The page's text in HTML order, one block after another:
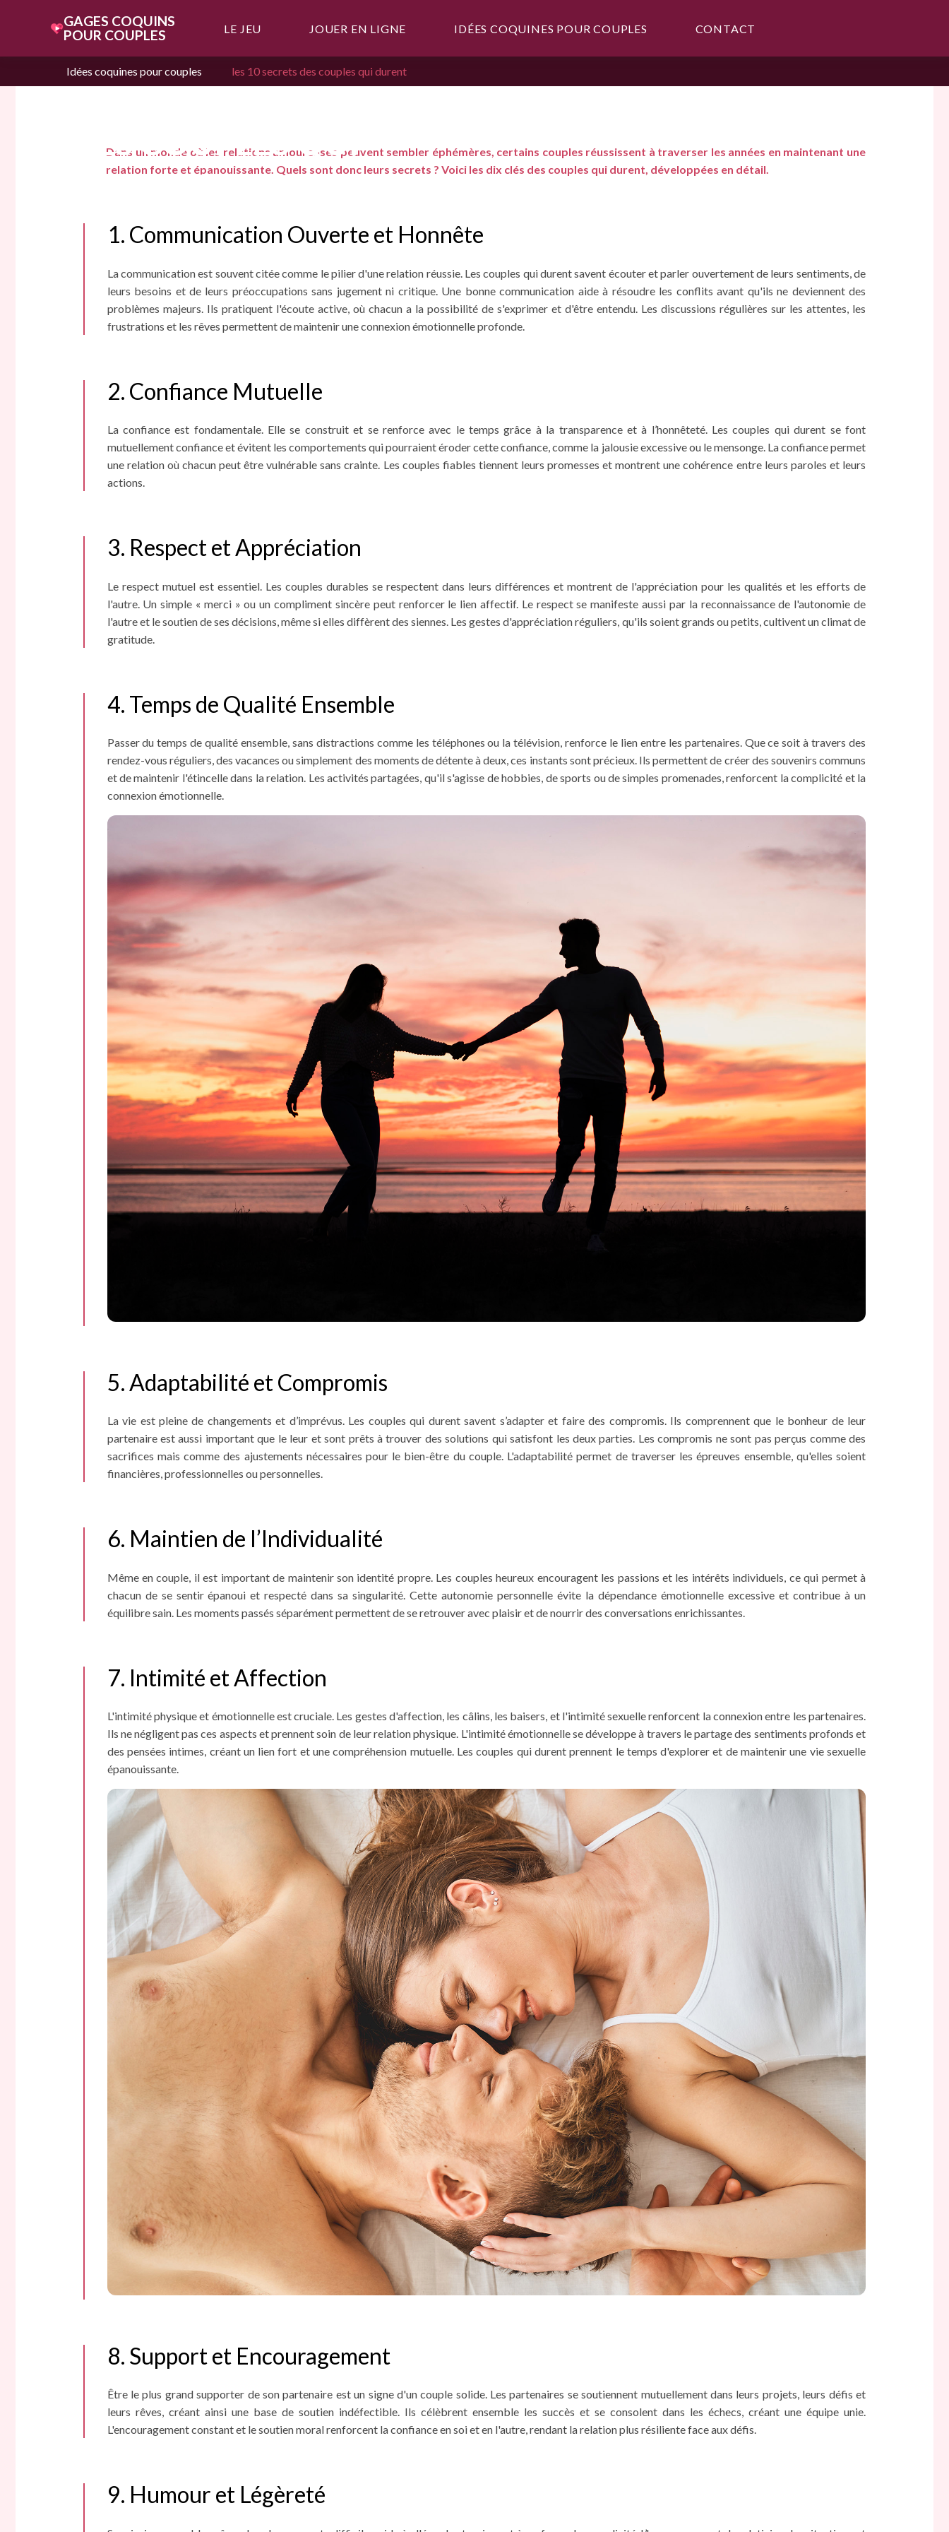
GAGES COQUINS
POUR COUPLES
LE JEU JOUER EN LIGNE IDÉES COQUINES POUR COUPLES CONTACT
Idées coquines pour couples les 10 secrets des couples qui durent
LES 10 SECRETS
DES COUPLES QUI
DURENT
Dans un monde où les relations amoureuses peuvent sembler éphémères, certains couples réussissent à traverser les années en maintenant une
relation forte et épanouissante. Quels sont donc leurs secrets ? Voici les dix clés des couples qui durent, développées en détail.
1. Communication Ouverte et Honnête
La communication est souvent citée comme le pilier d'une relation réussie. Les couples qui durent savent écouter et parler ouvertement de leurs sentiments, de
leurs besoins et de leurs préoccupations sans jugement ni critique. Une bonne communication aide à résoudre les conflits avant qu'ils ne deviennent des
problèmes majeurs. Ils pratiquent l'écoute active, où chacun a la possibilité de s'exprimer et d'être entendu. Les discussions régulières sur les attentes, les
frustrations et les rêves permettent de maintenir une connexion émotionnelle profonde.
2. Confiance Mutuelle
La confiance est fondamentale. Elle se construit et se renforce avec le temps grâce à la transparence et à l’honnêteté. Les couples qui durent se font
mutuellement confiance et évitent les comportements qui pourraient éroder cette confiance, comme la jalousie excessive ou le mensonge. La confiance permet
une relation où chacun peut être vulnérable sans crainte. Les couples fiables tiennent leurs promesses et montrent une cohérence entre leurs paroles et leurs
actions.
3. Respect et Appréciation
Le respect mutuel est essentiel. Les couples durables se respectent dans leurs différences et montrent de l'appréciation pour les qualités et les efforts de
l'autre. Un simple « merci » ou un compliment sincère peut renforcer le lien affectif. Le respect se manifeste aussi par la reconnaissance de l'autonomie de
l'autre et le soutien de ses décisions, même si elles diffèrent des siennes. Les gestes d'appréciation réguliers, qu'ils soient grands ou petits, cultivent un climat de
gratitude.
4. Temps de Qualité Ensemble
Passer du temps de qualité ensemble, sans distractions comme les téléphones ou la télévision, renforce le lien entre les partenaires. Que ce soit à travers des
rendez-vous réguliers, des vacances ou simplement des moments de détente à deux, ces instants sont précieux. Ils permettent de créer des souvenirs communs
et de maintenir l'étincelle dans la relation. Les activités partagées, qu'il s'agisse de hobbies, de sports ou de simples promenades, renforcent la complicité et la
connexion émotionnelle.
5. Adaptabilité et Compromis
La vie est pleine de changements et d’imprévus. Les couples qui durent savent s’adapter et faire des compromis. Ils comprennent que le bonheur de leur
partenaire est aussi important que le leur et sont prêts à trouver des solutions qui satisfont les deux parties. Les compromis ne sont pas perçus comme des
sacrifices mais comme des ajustements nécessaires pour le bien-être du couple. L'adaptabilité permet de traverser les épreuves ensemble, qu'elles soient
financières, professionnelles ou personnelles.
6. Maintien de l’Individualité
Même en couple, il est important de maintenir son identité propre. Les couples heureux encouragent les passions et les intérêts individuels, ce qui permet à
chacun de se sentir épanoui et respecté dans sa singularité. Cette autonomie personnelle évite la dépendance émotionnelle excessive et contribue à un
équilibre sain. Les moments passés séparément permettent de se retrouver avec plaisir et de nourrir des conversations enrichissantes.
7. Intimité et Affection
L'intimité physique et émotionnelle est cruciale. Les gestes d'affection, les câlins, les baisers, et l'intimité sexuelle renforcent la connexion entre les partenaires.
Ils ne négligent pas ces aspects et prennent soin de leur relation physique. L'intimité émotionnelle se développe à travers le partage des sentiments profonds et
des pensées intimes, créant un lien fort et une compréhension mutuelle. Les couples qui durent prennent le temps d'explorer et de maintenir une vie sexuelle
épanouissante.
8. Support et Encouragement
Être le plus grand supporter de son partenaire est un signe d'un couple solide. Les partenaires se soutiennent mutuellement dans leurs projets, leurs défis et
leurs rêves, créant ainsi une base de soutien indéfectible. Ils célèbrent ensemble les succès et se consolent dans les échecs, créant une équipe unie.
L'encouragement constant et le soutien moral renforcent la confiance en soi et en l'autre, rendant la relation plus résiliente face aux défis.
9. Humour et Légèreté